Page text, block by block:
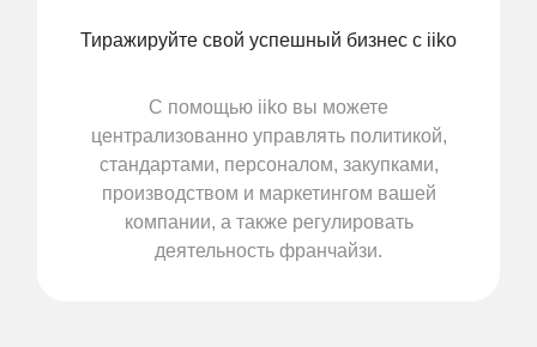
Тиражируйте свой успешный бизнес с iiko
С помощью iiko вы можете
централизованно управлять политикой,
стандартами, персоналом, закупками,
производством и маркетингом вашей
компании, а также регулировать
деятельность франчайзи.